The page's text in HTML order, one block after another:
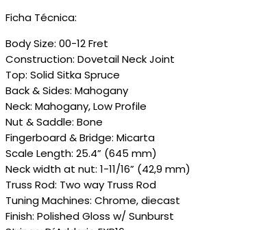
Ficha Técnica:
Body Size: 00-12 Fret
Construction: Dovetail Neck Joint
Top: Solid Sitka Spruce
Back & Sides: Mahogany
Neck: Mahogany, Low Profile
Nut & Saddle: Bone
Fingerboard & Bridge: Micarta
Scale Length: 25.4” (645 mm)
Neck width at nut: 1-11/16” (42,9 mm)
Truss Rod: Two way Truss Rod
Tuning Machines: Chrome, diecast
Finish: Polished Gloss w/ Sunburst